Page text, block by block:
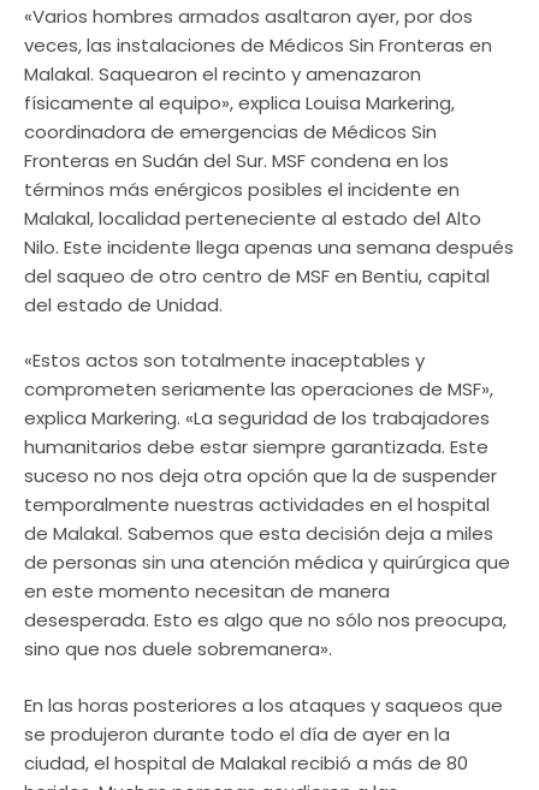
«Varios hombres armados asaltaron ayer, por dos
veces, las instalaciones de Médicos Sin Fronteras en
Malakal. Saquearon el recinto y amenazaron
físicamente al equipo», explica Louisa Markering,
coordinadora de emergencias de Médicos Sin
Fronteras en Sudán del Sur. MSF condena en los
términos más enérgicos posibles el incidente en
Malakal, localidad perteneciente al estado del Alto
Nilo. Este incidente llega apenas una semana después
del saqueo de otro centro de MSF en Bentiu, capital
del estado de Unidad.
«Estos actos son totalmente inaceptables y
comprometen seriamente las operaciones de MSF»,
explica Markering. «La seguridad de los trabajadores
humanitarios debe estar siempre garantizada. Este
suceso no nos deja otra opción que la de suspender
temporalmente nuestras actividades en el hospital
de Malakal. Sabemos que esta decisión deja a miles
de personas sin una atención médica y quirúrgica que
en este momento necesitan de manera
desesperada. Esto es algo que no sólo nos preocupa,
sino que nos duele sobremanera».
En las horas posteriores a los ataques y saqueos que
se produjeron durante todo el día de ayer en la
ciudad, el hospital de Malakal recibió a más de 80